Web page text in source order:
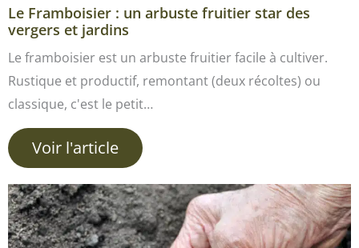
Le Framboisier : un arbuste fruitier star des
vergers et jardins
Le framboisier est un arbuste fruitier facile à cultiver.
Rustique et productif, remontant (deux récoltes) ou
classique, c'est le petit…
Voir l'article